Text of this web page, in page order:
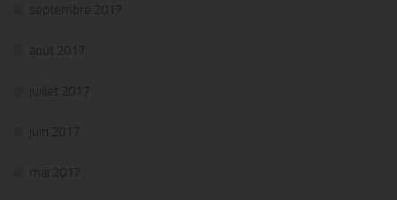
septembre 2017
août 2017
juillet 2017
juin 2017
mai 2017